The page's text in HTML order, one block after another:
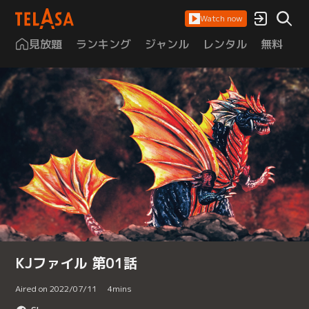
Watch now
見放題 ランキング ジャンル レンタル 無料
KJファイル 第01話
Aired on 2022/07/11 4mins